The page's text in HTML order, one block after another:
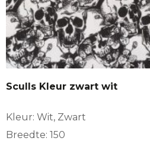
Sculls Kleur zwart wit
Kleur: Wit, Zwart
Breedte: 150